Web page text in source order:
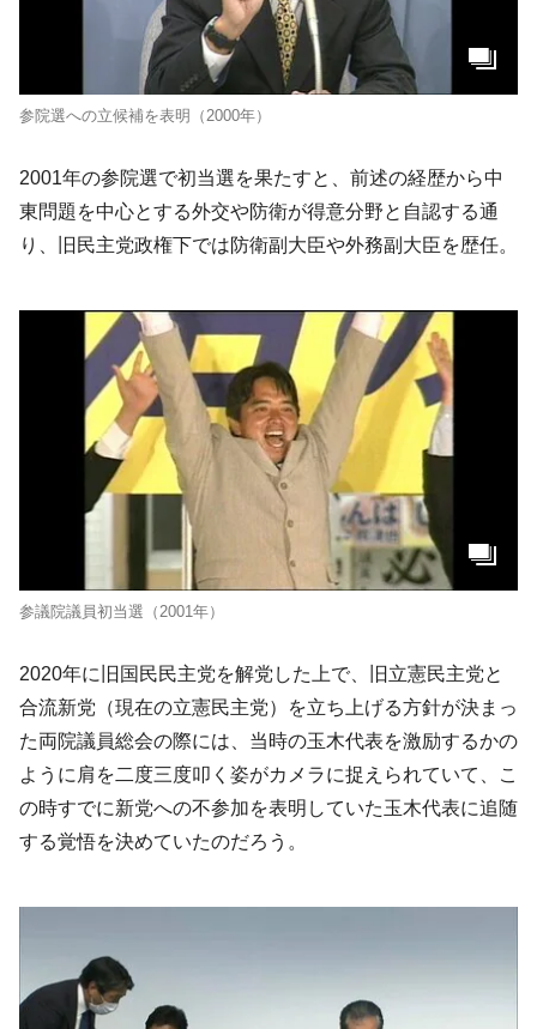
参院選への立候補を表明（2000年）
2001年の参院選で初当選を果たすと、前述の経歴から中
東問題を中心とする外交や防衛が得意分野と自認する通
り、旧民主党政権下では防衛副大臣や外務副大臣を歴任。
参議院議員初当選（2001年）
2020年に旧国民民主党を解党した上で、旧立憲民主党と
合流新党（現在の立憲民主党）を立ち上げる方針が決まっ
た両院議員総会の際には、当時の玉木代表を激励するかの
ように肩を二度三度叩く姿がカメラに捉えられていて、こ
の時すでに新党への不参加を表明していた玉木代表に追随
する覚悟を決めていたのだろう。